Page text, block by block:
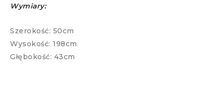
Wymiary:
Szerokość: 50cm
Wysokość: 198cm
Głębokość: 43cm